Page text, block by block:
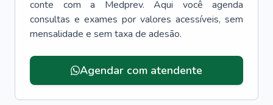
conte com a Medprev. Aqui você agenda
consultas e exames por valores acessíveis, sem
mensalidade e sem taxa de adesão.
Agendar com atendente